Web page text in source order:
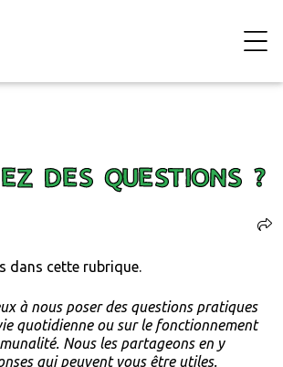
DES QUESTIONS ?
dans cette rubrique.
à nous poser des questions pratiques
quotidienne ou sur le fonctionnement
Nous les partageons en y
qui peuvent vous être utiles.